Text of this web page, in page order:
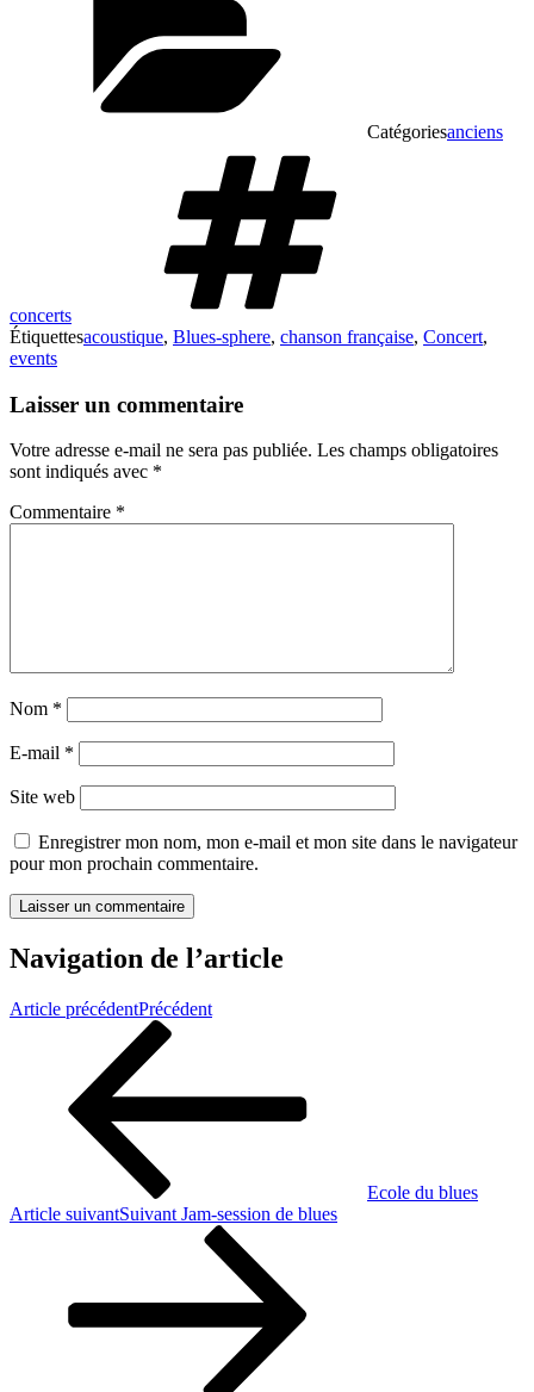
Catégoriesanciens
concerts
Étiquettesacoustique, Blues-sphere, chanson française, Concert,
events
Laisser un commentaire
Votre adresse e-mail ne sera pas publiée. Les champs obligatoires
sont indiqués avec *
Commentaire *
Nom *
E-mail *
Site web
Enregistrer mon nom, mon e-mail et mon site dans le navigateur
pour mon prochain commentaire.
Navigation de l’article
Article précédentPrécédent
Ecole du blues
Article suivantSuivant Jam-session de blues